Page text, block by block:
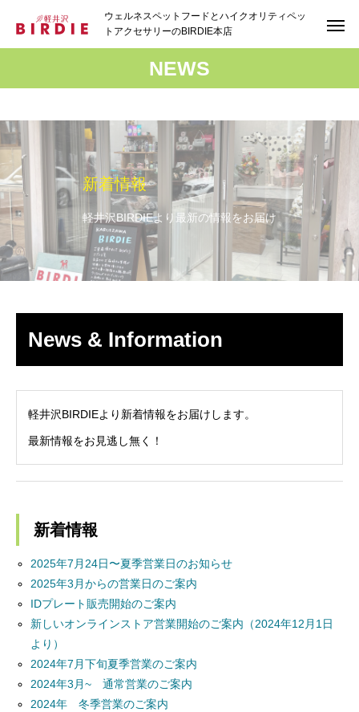
ウェルネスペットフードとハイクオリティペッ
トアクセサリーのBIRDIE本店
NEWS
新着情報
軽井沢BIRDIEより最新の情報をお届け
News & Information
軽井沢BIRDIEより新着情報をお届けします。
最新情報をお見逃し無く！
新着情報
2025年7月24日〜夏季営業日のお知らせ
2025年3月からの営業日のご案内
IDプレート販売開始のご案内
新しいオンラインストア営業開始のご案内（2024年12月1日
より）
2024年7月下旬夏季営業のご案内
2024年3月~ 通常営業のご案内
2024年 冬季営業のご案内